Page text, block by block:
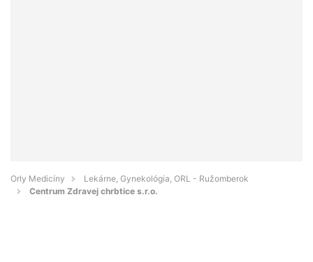
Orly Medicíny
Lekárne, Gynekológia, ORL - Ružomberok
Centrum Zdravej chrbtice s.r.o.